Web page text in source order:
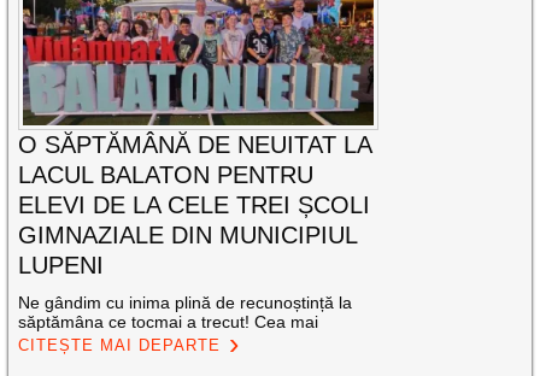
O SĂPTĂMÂNĂ DE NEUITAT LA
LACUL BALATON PENTRU
ELEVI DE LA CELE TREI ȘCOLI
GIMNAZIALE DIN MUNICIPIUL
LUPENI
Ne gândim cu inima plină de recunoștință la
săptămâna ce tocmai a trecut! Cea mai
CITEȘTE MAI DEPARTE